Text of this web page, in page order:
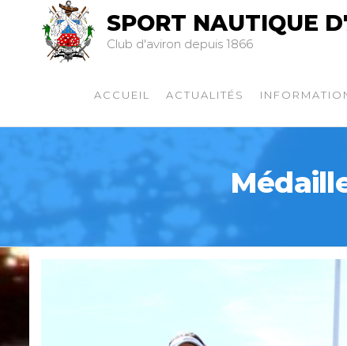
SPORT NAUTIQUE
Club d'aviron depuis 1866
ACCUEIL ACTUALITÉS